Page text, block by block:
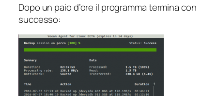
Dopo un paio d’ore il programma termina con
successo: